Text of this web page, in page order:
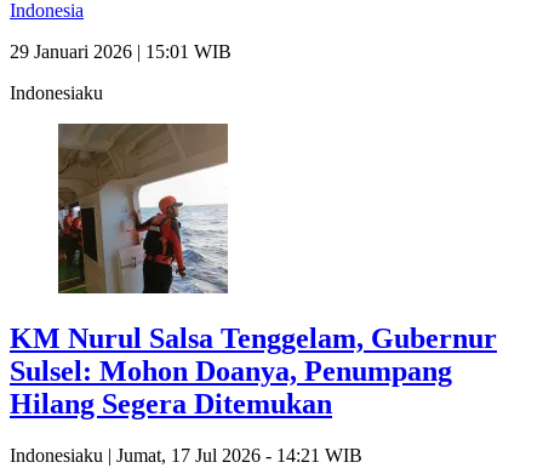
Indonesia
29 Januari 2026 | 15:01 WIB
Indonesiaku
KM Nurul Salsa Tenggelam, Gubernur
Sulsel: Mohon Doanya, Penumpang
Hilang Segera Ditemukan
Indonesiaku | Jumat, 17 Jul 2026 - 14:21 WIB